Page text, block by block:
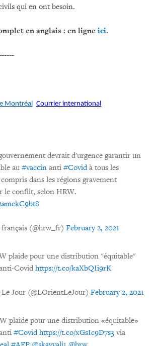
qui en ont besoin.
en anglais : en ligne ici.
Montréal Courrier international
devrait d'urgence garantir un
au #vaccin anti #Covidà tous les
dans les régions gravement
le conflit, selon HRW.
(@hrw_fr) February 2, 2021
plaide pour une distribution "équitable"
Covid https://t.co/kaXbQIi9rK
Jour (@LOrientLeJour) February 2, 2021
plaide pour une distribution «équitable»
#Covid https://t.co/xGsIc9D7s3 via